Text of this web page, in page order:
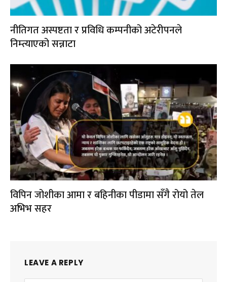
नीतिगत अस्पष्टता र प्रविधि कम्पनीको अटेरीपनले
निम्त्याएको सन्नाटा
विपिन जोशीका आमा र बहिनीका पीडामा सँगै रोयो तेल
अभिभ सहर
LEAVE A REPLY